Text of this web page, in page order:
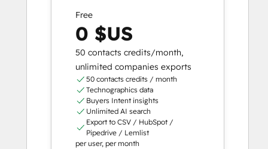
Free
0 $US
50 contacts credits/month,
unlimited companies exports
50 contacts credits / month
Technographics data
Buyers Intent insights
Unlimited AI search
Export to CSV / HubSpot /
Pipedrive / Lemlist
per user, per month